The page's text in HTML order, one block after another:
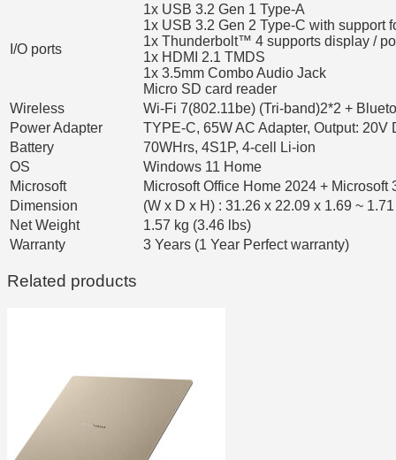
I/O ports
1x USB 3.2 Gen 1 Type-A
1x USB 3.2 Gen 2 Type-C with support
1x Thunderbolt™ 4 supports display /
1x HDMI 2.1 TMDS
1x 3.5mm Combo Audio Jack
Micro SD card reader
Wireless
Wi-Fi 7(802.11be) (Tri-band)2*2 +
Power Adapter
TYPE-C, 65W AC Adapter, Output:
Battery
70WHrs, 4S1P, 4-cell Li-ion
OS
Windows 11 Home
Microsoft
Microsoft Office Home 2024 + Microsoft
Dimension
(W x D x H) : 31.26 x 22.09 x 1.69 ~
Net Weight
1.57 kg (3.46 lbs)
Warranty
3 Years (1 Year Perfect warranty)
Related products